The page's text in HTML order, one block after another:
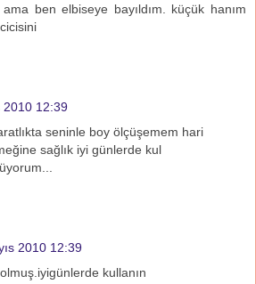
ben elbiseye bayıldım. küçük hanım
2010 12:39
seninle boy ölçüşemem hari
sağlık iyi günlerde kul
2010 12:39
kullanın